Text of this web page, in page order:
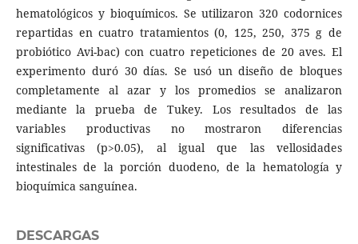
hematológicos y bioquímicos. Se utilizaron 320 codornices
repartidas en cuatro tratamientos (0, 125, 250, 375 g de
probiótico Avi-bac) con cuatro repeticiones de 20 aves. El
experimento duró 30 días. Se usó un diseño de bloques
completamente al azar y los promedios se analizaron
mediante la prueba de Tukey. Los resultados de las
variables productivas no mostraron diferencias
significativas (p>0.05), al igual que las vellosidades
intestinales de la porción duodeno, de la hematología y
bioquímica sanguínea.
DESCARGAS